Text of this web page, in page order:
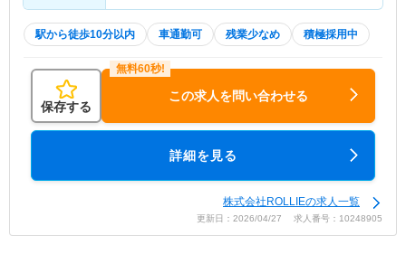
駅から徒歩10分以内 車通勤可 残業少なめ 積極採用中
保存する
この求人を問い合わせる
詳細を見る
株式会社ROLLIEの求人一覧
更新日：2026/04/27 求人番号：10248905